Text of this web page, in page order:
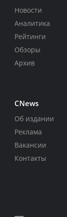
Новости
Аналитика
Рейтинги
Обзоры
Архив
CNews
Об издании
Реклама
Вакансии
Контакты